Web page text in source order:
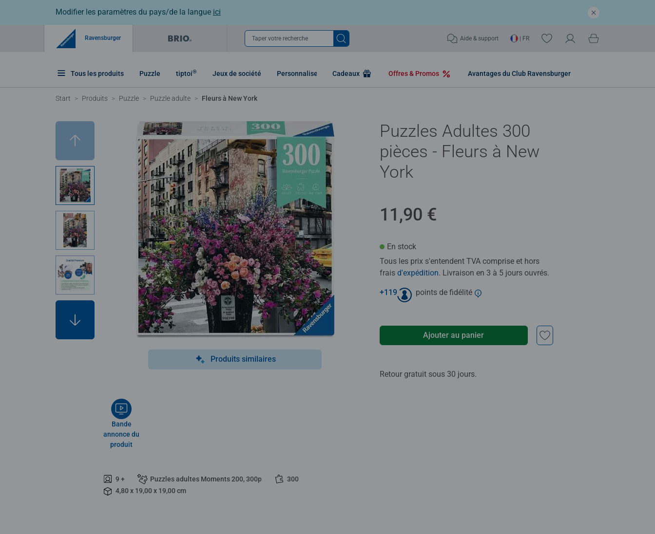
Modifier les paramètres du pays/de la langue ici
Ravensburger Taper votre recherche Aide & support | FR
Tous les produits Puzzle tiptoi® Jeux de société Personnaliser Cadeaux Offres & Promos Avantages du Club Ravensburger
Start Produits Puzzle Puzzle adulte Fleurs à New York
Produits similaires
Bande
annonce du
produit
9 + Puzzles adultes Moments 200, 300p
300
4,80 x 19,00 x 19,00 cm
Puzzles Adultes 300
pièces - Fleurs à New
York
11,90 €
En stock
Tous les prix s'entendent TVA comprise et hors
frais d'expédition. Livraison en 3 à 5 jours ouvrés.
+119 points de fidélité
Ajouter au panier
Retour gratuit sous 30 jours.